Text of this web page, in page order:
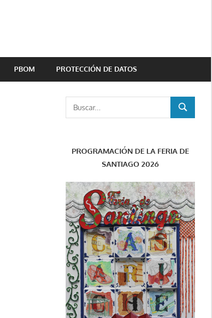
PBOM PROTECCIÓN DE DATOS
BUSCAR
PROGRAMACIÓN DE LA FERIA DE
SANTIAGO 2026